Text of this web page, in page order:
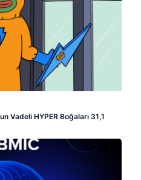
Vadeli HYPER Boğaları 31,1